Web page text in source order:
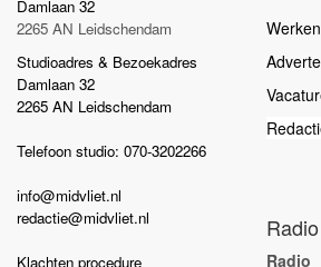
Damlaan 32
2265 AN Leidschendam
Studioadres & Bezoekadres
Damlaan 32
2265 AN Leidschendam
Telefoon studio: 070-3202266
info@midvliet.nl
redactie@midvliet.nl
Klachten procedure
Radio